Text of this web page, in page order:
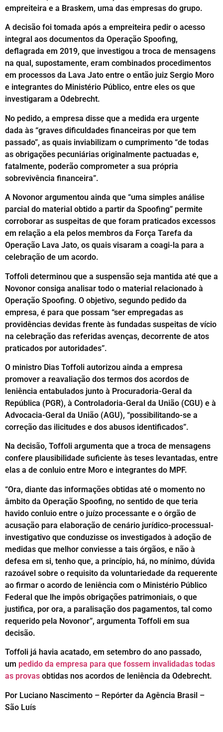
empreiteira e a Braskem, uma das empresas do grupo.
A decisão foi tomada após a empreiteira pedir o acesso
integral aos documentos da Operação Spoofing,
deflagrada em 2019, que investigou a troca de mensagens
na qual, supostamente, eram combinados procedimentos
em processos da Lava Jato entre o então juiz Sergio Moro
e integrantes do Ministério Público, entre eles os que
investigaram a Odebrecht.
No pedido, a empresa disse que a medida era urgente
dada às “graves dificuldades financeiras por que tem
passado”, as quais inviabilizam o cumprimento “de todas
as obrigações pecuniárias originalmente pactuadas e,
fatalmente, poderão comprometer a sua própria
sobrevivência financeira”.
A Novonor argumentou ainda que “uma simples análise
parcial do material obtido a partir da Spoofing” permite
corroborar as suspeitas de que foram praticados excessos
em relação a ela pelos membros da Força Tarefa da
Operação Lava Jato, os quais visaram a coagi-la para a
celebração de um acordo.
Toffoli determinou que a suspensão seja mantida até que a
Novonor consiga analisar todo o material relacionado à
Operação Spoofing. O objetivo, segundo pedido da
empresa, é para que possam “ser empregadas as
providências devidas frente às fundadas suspeitas de vício
na celebração das referidas avenças, decorrente de atos
praticados por autoridades”.
O ministro Dias Toffoli autorizou ainda a empresa
promover a reavaliação dos termos dos acordos de
leniência entabulados junto à Procuradoria-Geral da
República (PGR), à Controladoria-Geral da União (CGU) e à
Advocacia-Geral da União (AGU), “possibilitando-se a
correção das ilicitudes e dos abusos identificados”.
Na decisão, Toffoli argumenta que a troca de mensagens
confere plausibilidade suficiente às teses levantadas, entre
elas a de conluio entre Moro e integrantes do MPF.
“Ora, diante das informações obtidas até o momento no
âmbito da Operação Spoofing, no sentido de que teria
havido conluio entre o juízo processante e o órgão de
acusação para elaboração de cenário jurídico-processual-
investigativo que conduzisse os investigados à adoção de
medidas que melhor conviesse a tais órgãos, e não à
defesa em si, tenho que, a princípio, há, no mínimo, dúvida
razoável sobre o requisito da voluntariedade da requerente
ao firmar o acordo de leniência com o Ministério Público
Federal que lhe impôs obrigações patrimoniais, o que
justifica, por ora, a paralisação dos pagamentos, tal como
requerido pela Novonor”, argumenta Toffoli em sua
decisão.
Toffoli já havia acatado, em setembro do ano passado,
um pedido da empresa para que fossem invalidadas todas
as provas obtidas nos acordos de leniência da Odebrecht.
Por Luciano Nascimento – Repórter da Agência Brasil –
São Luís